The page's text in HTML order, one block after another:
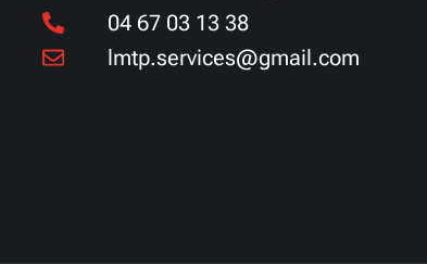
04 67 03 13 38
lmtp.services@gmail.com